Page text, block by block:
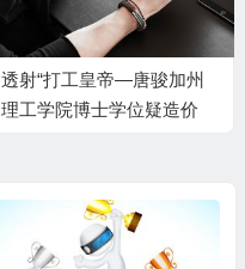
透射“打工皇帝—唐骏加州
理工学院博士学位疑造价